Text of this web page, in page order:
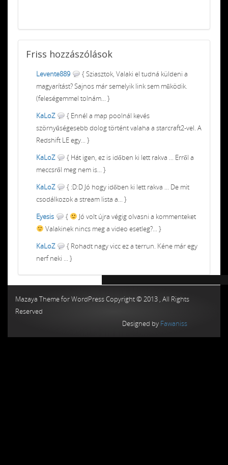
Friss hozzászólások
Levente889
{ Sziasztok, Valaki el tudná küldeni a
magyarítást? Sajnos már semelyik link sem működik.
(feleségemmel tolnám... }
KaLoZ
{ Ennél a map poolnál kevés
szörnyűségesebb dolog történt valaha a starcraft2-vel. A
Redshift LE egy... }
KaLoZ
{ Hát igen, ez is időben ki lett rakva ... Erről a
meccsről meg nem is... }
KaLoZ
{ :D:D Jó hogy időben ki lett rakva ... De mit
csodálkozok a stream lista a... }
Eyesis
{
Jó volt újra végig olvasni a kommenteket
Valakinek nincs meg a video esetleg?... }
KaLoZ
{ Rohadt nagy vicc ez a terrun. Kéne már egy
nerf neki ... }
Mazaya Theme for WordPress Copyright © 2013 , All Rights
Reserved
Designed by Fawaniss